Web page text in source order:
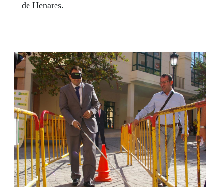
de Henares.